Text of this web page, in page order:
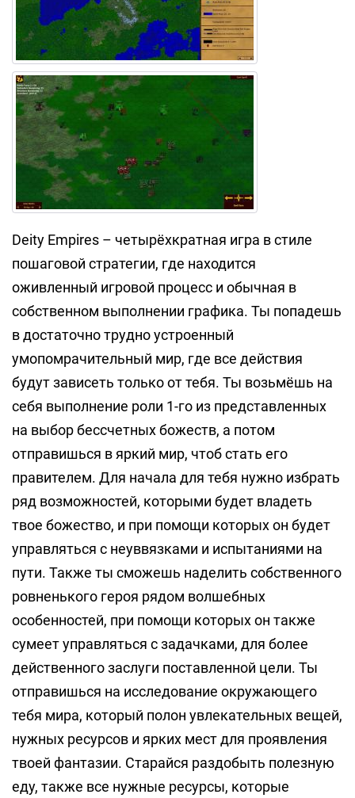
Deity Empires – четырёхкратная игра в стиле
пошаговой стратегии, где находится
оживленный игровой процесс и обычная в
собственном выполнении графика. Ты попадешь
в достаточно трудно устроенный
умопомрачительный мир, где все действия
будут зависеть только от тебя. Ты возьмёшь на
себя выполнение роли 1-го из представленных
на выбор бессчетных божеств, а потом
отправишься в яркий мир, чтоб стать его
правителем. Для начала для тебя нужно избрать
ряд возможностей, которыми будет владеть
твое божество, и при помощи которых он будет
управляться с неуввязками и испытаниями на
пути. Также ты сможешь наделить собственного
ровненького героя рядом волшебных
особенностей, при помощи которых он также
сумеет управляться с задачками, для более
действенного заслуги поставленной цели. Ты
отправишься на исследование окружающего
тебя мира, который полон увлекательных вещей,
нужных ресурсов и ярких мест для проявления
твоей фантазии. Старайся раздобыть полезную
еду, также все нужные ресурсы, которые